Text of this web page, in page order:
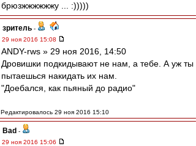
брюзжжжжжжу ... :)))))
зpитель -
29 ноя 2016 15:08
ANDY-rws » 29 ноя 2016, 14:50
Дровишки подкидывают не нам, а тебе. А уж ты
пытаешься накидать их нам.
"Доебался, как пьяный до радио"
Редактировалось 29 ноя 2016 15:10
Bad -
29 ноя 2016 15:06